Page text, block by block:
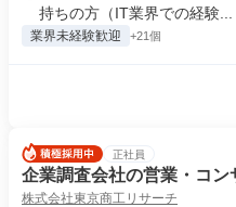
持ちの方（IT業界での経験...
業界未経験歓迎 +21個
正社員
企業調査会社の営業・コン
株式会社東京商工リサーチ